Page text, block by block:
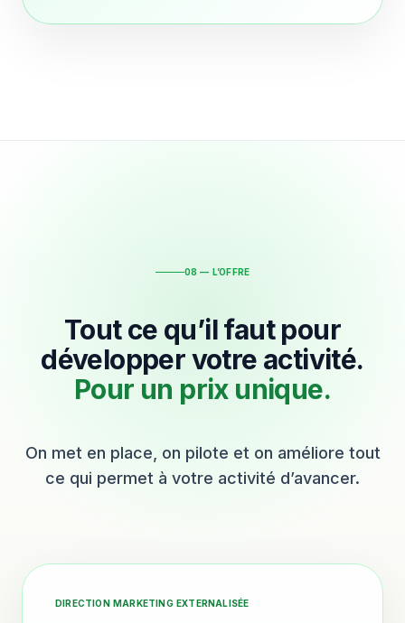
08 — L’OFFRE
Tout ce qu’il faut pour
développer votre activité.
Pour un prix unique.
On met en place, on pilote et on améliore tout
ce qui permet à votre activité d’avancer.
DIRECTION MARKETING EXTERNALISÉE